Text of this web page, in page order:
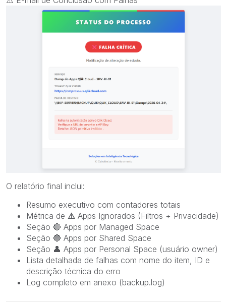
O relatório final inclui:
Resumo executivo com contadores totais
Métrica de ⚠️ Apps Ignorados (Filtros + Privacidade)
Seção 🔴 Apps por Managed Space
Seção 🔵 Apps por Shared Space
Seção 👤 Apps por Personal Space (usuário owner)
Lista detalhada de falhas com nome do item, ID e
descrição técnica do erro
Log completo em anexo (backup.log)